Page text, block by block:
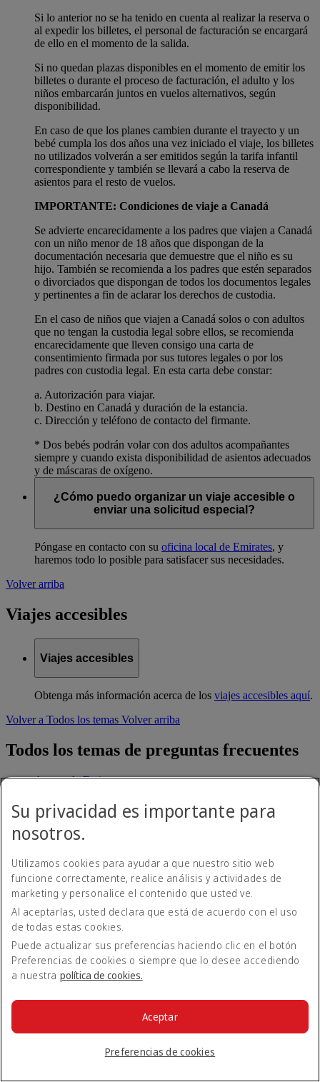
Si lo anterior no se ha tenido en cuenta al realizar la reserva o
al expedir los billetes, el personal de facturación se encargará
de ello en el momento de la salida.
Si no quedan plazas disponibles en el momento de emitir los
billetes o durante el proceso de facturación, el adulto y los
niños embarcarán juntos en vuelos alternativos, según
disponibilidad.
En caso de que los planes cambien durante el trayecto y un
bebé cumpla los dos años una vez iniciado el viaje, los billetes
no utilizados volverán a ser emitidos según la tarifa infantil
correspondiente y también se llevará a cabo la reserva de
asientos para el resto de vuelos.
IMPORTANTE: Condiciones de viaje a Canadá
Se advierte encarecidamente a los padres que viajen a Canadá
con un niño menor de 18 años que dispongan de la
documentación necesaria que demuestre que el niño es su
hijo. También se recomienda a los padres que estén separados
o divorciados que dispongan de todos los documentos legales
y pertinentes a fin de aclarar los derechos de custodia.
En el caso de niños que viajen a Canadá solos o con adultos
que no tengan la custodia legal sobre ellos, se recomienda
encarecidamente que lleven consigo una carta de
consentimiento firmada por sus tutores legales o por los
padres con custodia legal. En esta carta debe constar:
a. Autorización para viajar.
b. Destino en Canadá y duración de la estancia.
c. Dirección y teléfono de contacto del firmante.
* Dos bebés podrán volar con dos adultos acompañantes
siempre y cuando exista disponibilidad de asientos adecuados
y de máscaras de oxígeno.
¿Cómo puedo organizar un viaje accesible o
enviar una solicitud especial?
Póngase en contacto con su oficina local de Emirates, y
haremos todo lo posible para satisfacer sus necesidades.
Volver arriba
Viajes accesibles
Viajes accesibles
Obtenga más información acerca de los viajes accesibles aquí.
Volver a Todos los temas Volver arriba
Todos los temas de preguntas frecuentes
Acerca de Emirates
Alteraciones de viaje
Móvil y app de Emirates
Nuestros otros productos
Herramientas y recursos
Su experiencia a bordo
Equipaje y objetos perdidos
Reservar con Emirates
Cancelar o cambiar una reserva
Business Rewards de Emirates
Emirates Skywards
Nuestra red y códigos compartidos
Asistencia y solicitudes especiales
Descargo de responsabilidad: Emirates opera una flota mixta
formada por modelos antiguos y nuevos de A380, A350 y B777.
pueden variar en función de las rutas y la configuración del avión.
También se pueden producir cambios de última hora en los aviones
utilizados en los vuelos programados debido a requisitos
Su privacidad es importante para
nosotros.
Utilizamos cookies para ayudar a que nuestro sitio web
funcione correctamente, realice análisis y actividades de
marketing y personalice el contenido que usted ve.
Al aceptarlas, usted declara que está de acuerdo con el uso
de todas estas cookies.
Puede actualizar sus preferencias haciendo clic en el botón
Preferencias de cookies o siempre que lo desee accediendo
a nuestra política de cookies.
Preferencias de cookies
Aceptar